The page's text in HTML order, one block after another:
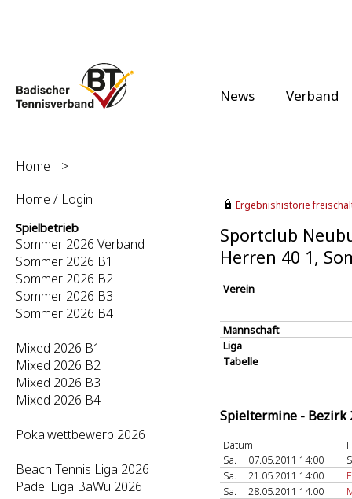
News Verband
Home
>
Home / Login
Spielbetrieb
Sommer 2026 Verband
Sommer 2026 B1
Sommer 2026 B2
Sommer 2026 B3
Sommer 2026 B4
Mixed 2026 B1
Mixed 2026 B2
Mixed 2026 B3
Mixed 2026 B4
Pokalwettbewerb 2026
Beach Tennis Liga 2026
Padel Liga BaWü 2026
Ergebnishistorie
Sportclub
Herren 40 1,
Verein
Mannschaft
Liga
Tabelle
Spieltermine - Bezirk
Datum
Sa.
07.05.2011 14:00
Sa.
21.05.2011 14:00
Sa.
28.05.2011 14:00